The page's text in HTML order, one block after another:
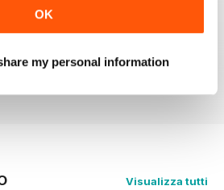
OK
my personal information
Visualizza tutti